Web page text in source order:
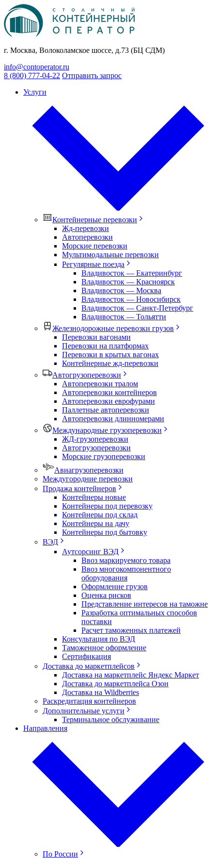
г. Москва, Волоколамское шоссе, д.73 (БЦ СДМ)
info@contoperator.ru
8 (800) 777-04-22 Отправить запрос
Услуги
Контейнерные перевозки
Жд-перевозки
Автоперевозки
Морские перевозки
Мультимодальные перевозки
Регулярные поезда
Владивосток — Екатеринбург
Владивосток — Красноярск
Владивосток — Москва
Владивосток — Новосибирск
Владивосток — Санкт-Петербург
Владивосток — Тольятти
Железнодорожные перевозки грузов
Перевозки вагонами
Перевозки на платформах
Перевозки в крытых вагонах
Контейнерные жд-перевозки
Автогрузоперевозки
Автоперевозки тралом
Автоперевозки контейнеров
Автоперевозки еврофурами
Паллетные автоперевозки
Автоперевозки длинномерами
Международные грузоперевозки
ЖД-грузоперевозки
Автогрузоперевозки
Морские грузоперевозки
Авиагрузоперевозки
Междугородние перевозки
Продажа контейнеров
Контейнеры новые
Контейнеры под перевозку
Контейнеры под склад
Контейнеры на дачу
Контейнеры под бытовку
ВЭД
Аутсорсинг ВЭД
Ввоз маркируемого товара
Ввоз многокомпонентного
оборудования
Оформление грузов
Оценка рисков
Представление интересов на таможне
Разработка оптимальных способов
поставки
Расчет таможенных платежей
Консультация по ВЭД
Таможенное оформление
Сертификация
Доставка до маркетплейсов
Доставка на маркетплейс Яндекс Маркет
Доставка до маркетплейса Озон
Доставка на Wildberries
Раскредитация контейнеров
Дополнительные услуги
Терминальное обслуживание
Направления
По России